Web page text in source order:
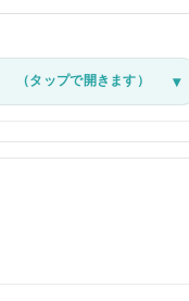
（タップで開きます）